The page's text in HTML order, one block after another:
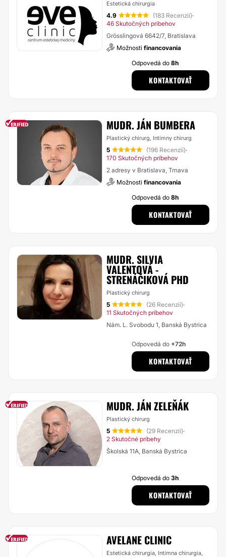
Estetická chirurgia
4.9 (183 Recenzií)·
46 Skutočných príbehov
Grösslingová 6642/7, Bratislava
Možnosti financovania
Odpovedá do8h
KONTAKTOVAŤ
MUDR. JÁN BUMBERA
Plastický chirurg, Intímny chirurg
5 (196 Recenzií)·
170 Skutočných príbehov
2 adresy v Bratislava, Trnava
Možnosti financovania
Odpovedá do8h
KONTAKTOVAŤ
MUDR. SILVIA
VALENTOVÁ -
STRENÁČIKOVÁ PHD
Plastický chirurg
5 (26 Recenzií)·
11 Skutočných príbehov
Nám. L. Svobodu 1, Banská Bystrica
Odpovedá do +72h
KONTAKTOVAŤ
MUDR. JÁN ZELEŇÁK
Plastický chirurg
5 (29 Recenzií)·
2 Skutočné príbehy
Školská 11A, Banská Bystrica
Odpovedá do3h
KONTAKTOVAŤ
AVELANE CLINIC
Estetická chirurgia, Intímna chirurgia,